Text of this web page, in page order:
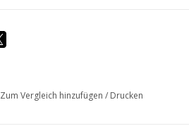
Zum Vergleich hinzufügen / Drucken